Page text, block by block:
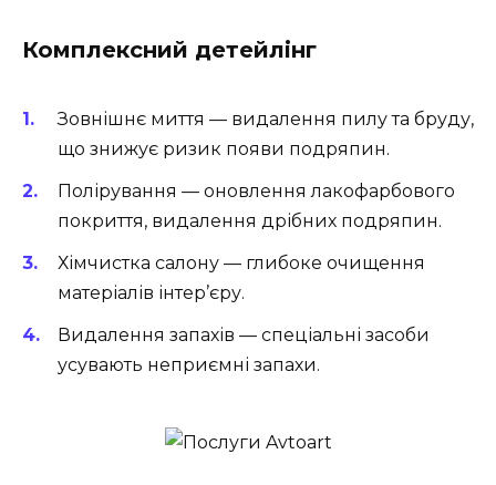
Комплексний детейлінг
Зовнішнє миття — видалення пилу та бруду,
що знижує ризик появи подряпин.
Полірування — оновлення лакофарбового
покриття, видалення дрібних подряпин.
Хімчистка салону — глибоке очищення
матеріалів інтер’єру.
Видалення запахів — спеціальні засоби
усувають неприємні запахи.